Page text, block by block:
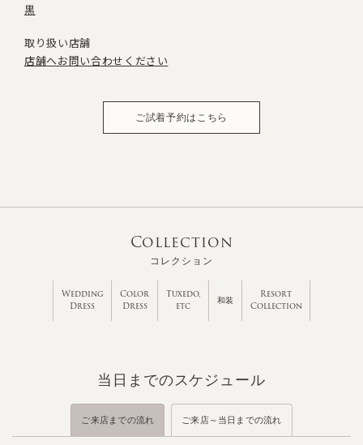
黒
取り扱い店舗
店舗へお問い合わせください
ご試着予約はこちら
Collection
コレクション
Wedding
Dress
Color
Dress
Tuxedo,
etc
和装
Resort
Collection
当日までのスケジュール
ご来店までの流れ ご来店～当日までの流れ